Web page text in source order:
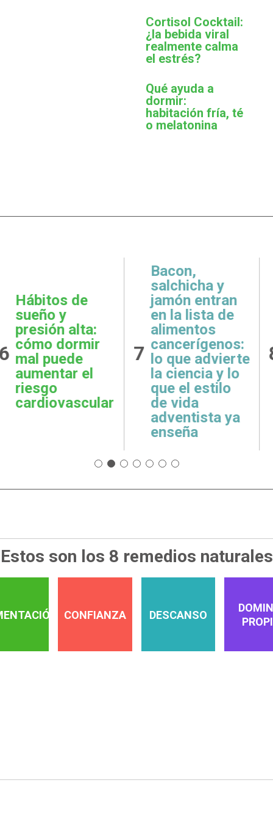
Cortisol Cocktail:
¿la bebida viral
realmente calma
el estrés?
Qué ayuda a
dormir:
habitación fría, té
o melatonina
entran
de
advierte
y lo
estilo
ya
8
realistas:
cómo definir
objetivos
posibles y
cuidar la salud
emocional
9
qué
la
Estos son los 8 remedios naturales
CONFIANZA DESCANSO